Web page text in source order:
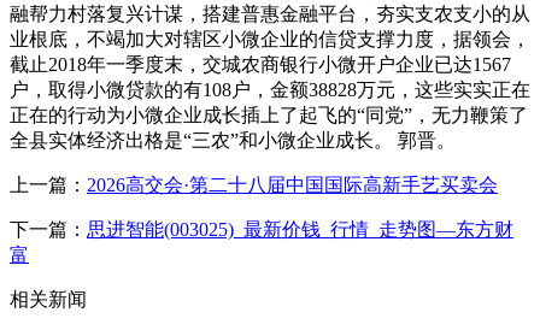
融帮力村落复兴计谋，搭建普惠金融平台，夯实支农支小的从
业根底，不竭加大对辖区小微企业的信贷支撑力度，据领会，
截止2018年一季度末，交城农商银行小微开户企业已达1567
户，取得小微贷款的有108户，金额38828万元，这些实实正在
正在的行动为小微企业成长插上了起飞的“同党”，无力鞭策了
全县实体经济出格是“三农”和小微企业成长。 郭晋。
上一篇： 2026高交会·第二十八届中国国际高新手艺买卖会
下一篇： 思进智能(003025)_最新价钱_行情_走势图—东方财
富
相关新闻